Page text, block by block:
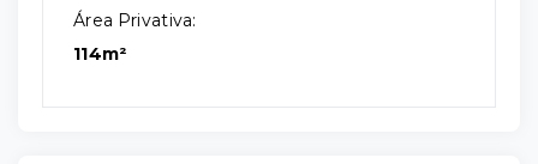
Área Privativa:
114m²